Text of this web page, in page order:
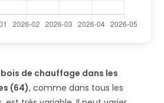
de chauffage dans les
(64), comme dans tous les